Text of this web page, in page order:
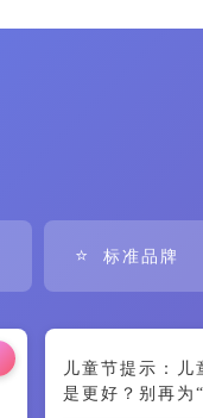
⭐ 标准品牌
儿童节提示：儿
是更好？别再为